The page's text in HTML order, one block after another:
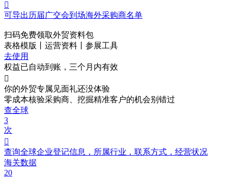

可导出历届广交会到场海外采购商名单
扫码免费领取外贸资料包
表格模版丨运营资料丨参展工具
去使用
权益已自动到账，三个月内有效

你的外贸专属见面礼还没体验
零成本核验采购商、挖掘精准客户的机会别错过
查全球
3
次

查询全球企业登记信息，所属行业，联系方式，经营状况
海关数据
20